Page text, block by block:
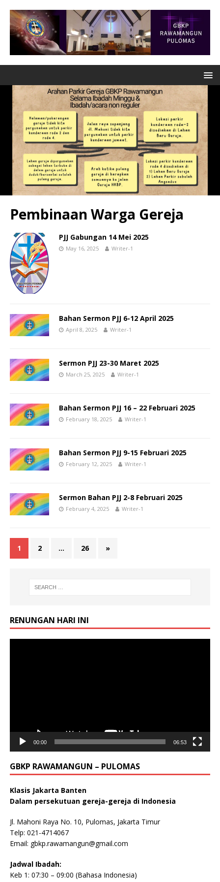
Pembinaan Warga Gereja
PJJ Gabungan 14 Mei 2025
May 16, 2025 Writer-1
Bahan Sermon PJJ 6-12 April 2025
April 8, 2025 Writer-1
Sermon PJJ 23-30 Maret 2025
March 25, 2025 Writer-1
Bahan Sermon PJJ 16 – 22 Februari 2025
February 18, 2025 Writer-1
Bahan Sermon PJJ 9-15 Februari 2025
February 12, 2025 Writer-1
Sermon Bahan PJJ 2-8 Februari 2025
February 4, 2025 Writer-1
1 2 … 26 »
RENUNGAN HARI INI
00:00 06:53
GBKP RAWAMANGUN – PULOMAS
Klasis Jakarta Banten
Dalam persekutuan gereja-gereja di Indonesia
Jl. Mahoni Raya No. 10, Pulomas, Jakarta Timur
Telp: 021-4714067
Email: gbkp.rawamangun@gmail.com
Jadwal Ibadah:
Keb 1: 07:30 – 09:00 (Bahasa Indonesia)